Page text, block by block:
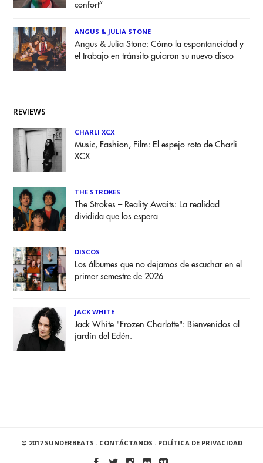
confort”
ANGUS & JULIA STONE
Angus & Julia Stone: Cómo la espontaneidad y
el trabajo en tránsito guiaron su nuevo disco
REVIEWS
CHARLI XCX
Music, Fashion, Film: El espejo roto de Charli
XCX
THE STROKES
The Strokes – Reality Awaits: La realidad
dividida que los espera
DISCOS
Los álbumes que no dejamos de escuchar en el
primer semestre de 2026
JACK WHITE
Jack White "Frozen Charlotte": Bienvenidos al
jardín del Edén.
© 2017 SUNDERBEATS . CONTÁCTANOS . POLÍTICA DE PRIVACIDAD